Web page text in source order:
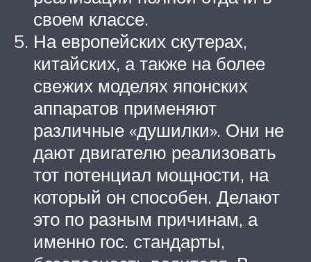
своем классе.
На европейских скутерах,
китайских, а также на более
свежих моделях японских
аппаратов применяют
различные «душилки». Они не
дают двигателю реализовать
тот потенциал мощности, на
который он способен. Делают
это по разным причинам, а
именно гос. стандарты,